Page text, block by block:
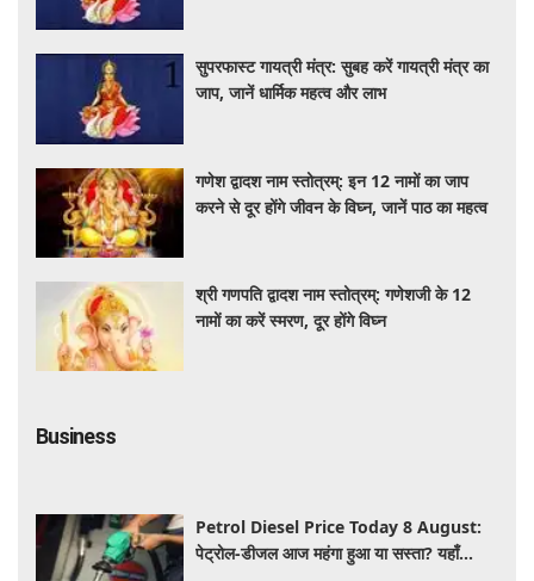
सुपरफास्ट गायत्री मंत्र: सुबह करें गायत्री मंत्र का
जाप, जानें धार्मिक महत्व और लाभ
गणेश द्वादश नाम स्तोत्रम्: इन 12 नामों का जाप
करने से दूर होंगे जीवन के विघ्न, जानें पाठ का महत्व
श्री गणपति द्वादश नाम स्तोत्रम्: गणेशजी के 12
नामों का करें स्मरण, दूर होंगे विघ्न
Business
Petrol Diesel Price Today 8 August:
पेट्रोल-डीजल आज महंगा हुआ या सस्ता? यहाँ